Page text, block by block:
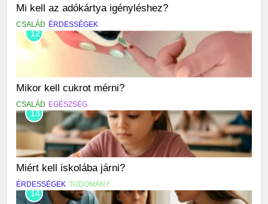
Mi kell az adókártya igényléshez?
CSALÁD ÉRDESSÉGEK
12
Mikor kell cukrot mérni?
CSALÁD EGÉSZSÉG
13
Miért kell iskolába járni?
ÉRDESSÉGEK TUDOMÁNY
14